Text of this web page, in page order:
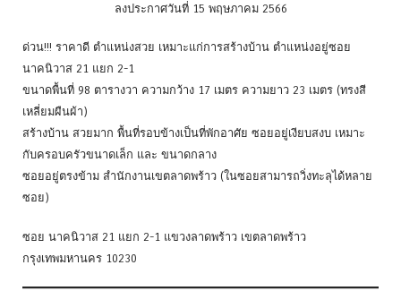
ลงประกาศวันที่ 15 พฤษภาคม 2566
ด่วน!!! ราคาดี ตำแหน่งสวย เหมาะแก่การสร้างบ้าน ตำแหน่งอยู่ซอย
นาคนิวาส 21 แยก 2-1
ขนาดพื้นที่ 98 ตารางวา ความกว้าง 17 เมตร ความยาว 23 เมตร (ทรงสี
เหลี่ยมผืนผ้า)
สร้างบ้าน สวยมาก พื้นที่รอบข้างเป็นที่พักอาศัย ซอยอยู่เงียบสงบ เหมาะ
กับครอบครัวขนาดเล็ก และ ขนาดกลาง
ซอยอยู่ตรงข้าม สำนักงานเขตลาดพร้าว (ในซอยสามารถวิ่งทะลุได้หลาย
ซอย)
ซอย นาคนิวาส 21 แยก 2-1 แขวงลาดพร้าว เขตลาดพร้าว
กรุงเทพมหานคร 10230